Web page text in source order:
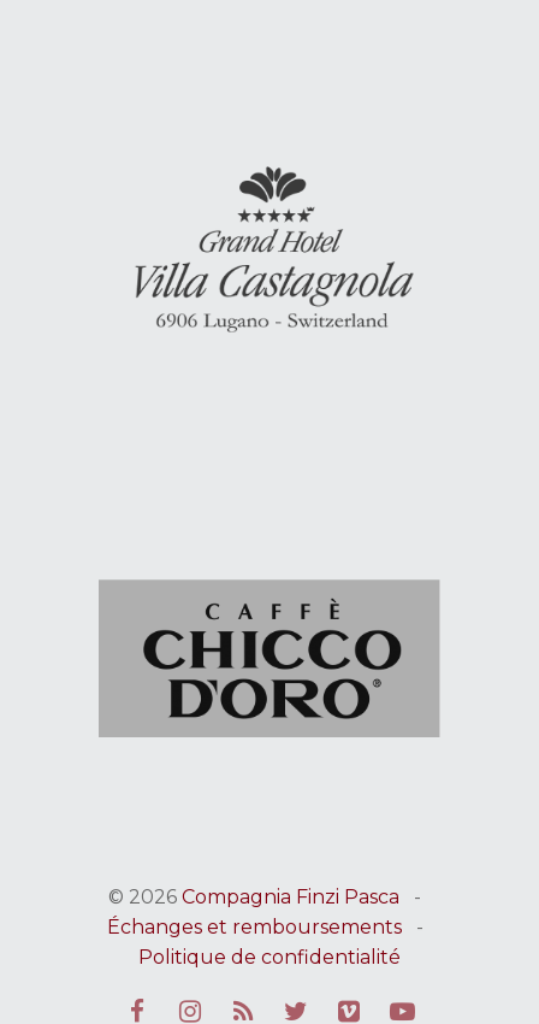
© 2026 Compagnia Finzi Pasca -
Échanges et remboursements-
Politique de confidentialité